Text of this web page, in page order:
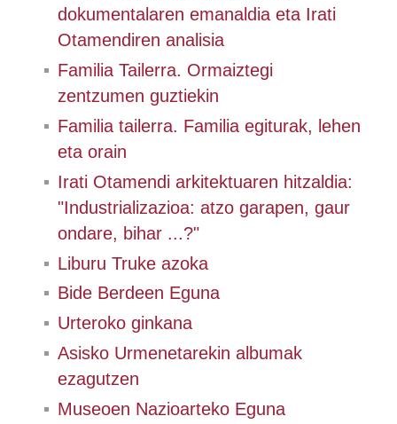
dokumentalaren emanaldia eta Irati
Otamendiren analisia
Familia Tailerra. Ormaiztegi
zentzumen guztiekin
Familia tailerra. Familia egiturak, lehen
eta orain
Irati Otamendi arkitektuaren hitzaldia:
"Industrializazioa: atzo garapen, gaur
ondare, bihar ...?"
Liburu Truke azoka
Bide Berdeen Eguna
Urteroko ginkana
Asisko Urmenetarekin albumak
ezagutzen
Museoen Nazioarteko Eguna